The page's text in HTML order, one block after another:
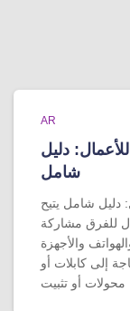
AR
دليل
شامل
دليل شامل يتيح
للفرق مشاركة
والأجهزة
إلى كابلات أو
محولات أو تثبيت